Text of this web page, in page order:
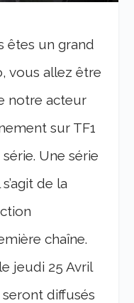
êtes un grand
vous allez être
notre acteur
sur TF1
Une série
de la
chaîne.
jeudi 25 Avril
diffusés